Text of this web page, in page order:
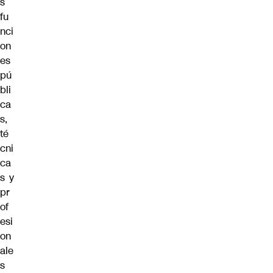
fu
nci
on
es
pú
bli
ca
s,
té
cni
ca
s y
pr
of
esi
on
ale
s